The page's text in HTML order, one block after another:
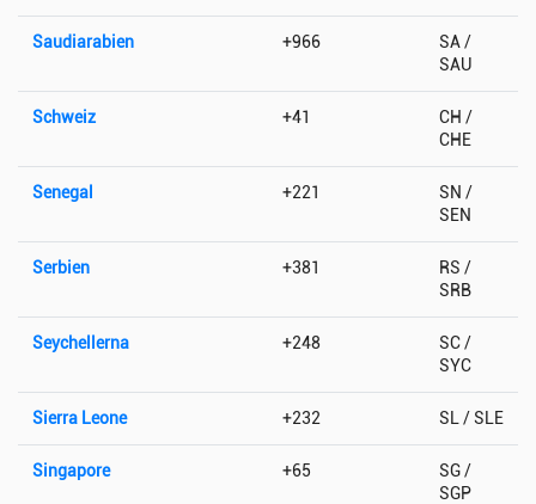
Saudiarabien +966
SA /
SAU
Schweiz +41
CH /
CHE
Senegal +221
SN /
SEN
Serbien +381
RS /
SRB
Seychellerna +248
SC /
SYC
Sierra Leone +232 SL / SLE
Singapore +65
SG /
SGP